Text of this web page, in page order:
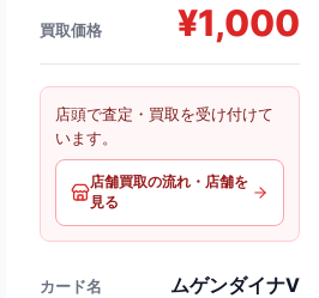
買取価格 ¥1,000
店頭で査定・買取を受け付けて
います。
店舗買取の流れ・店舗を
見る
カード名 ムゲンダイナV